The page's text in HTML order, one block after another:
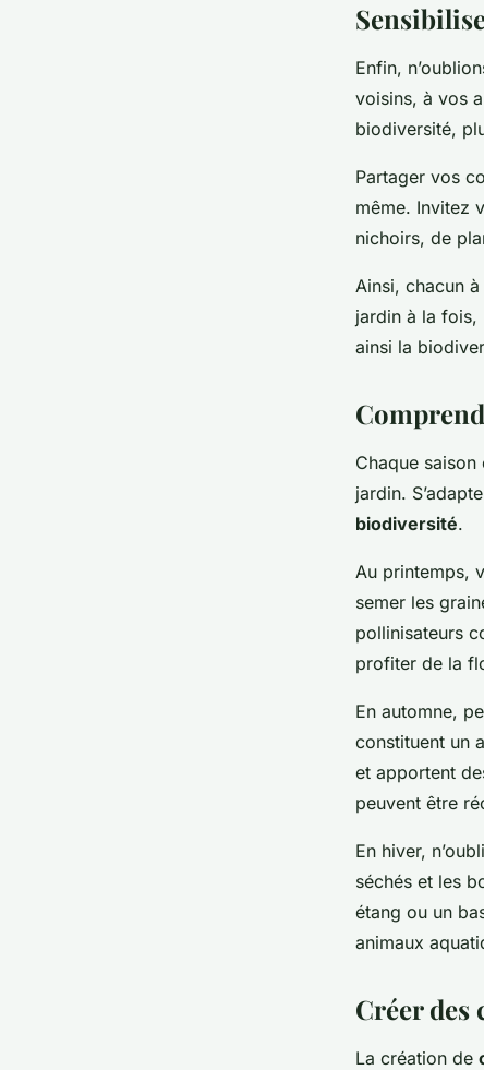
Enfin,
voisins, à vos
biodiversité,
Partager vos
même. Invitez
nichoirs, de
Ainsi, chacun
jardin à la fois,
ainsi la
Chaque
jardin.
biodiversité.
Au printemps,
semer les
pollinisateurs
profiter de la
En automne,
constituent un
et apportent
peuvent être
En hiver,
séchés et les
étang ou un
animaux
Créer
La création de